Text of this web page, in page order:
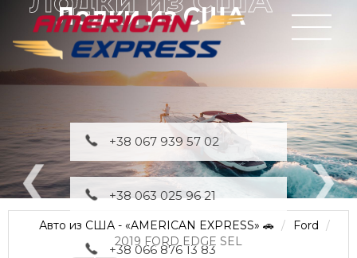
Лодки из США
+38 067 939 57 02
+38 063 025 96 21
+38 066 876 13 83
Авто из США - «AMERICAN EXPRESS» 🚗
Ford
2019 FORD EDGE SEL